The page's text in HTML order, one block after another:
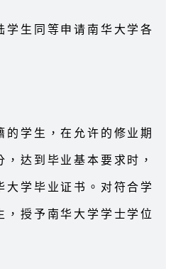
学生同等申请南华大学各
的学生，在允许的修业期
，达到毕业基本要求时，
大学毕业证书。对符合学
，授予南华大学学士学位